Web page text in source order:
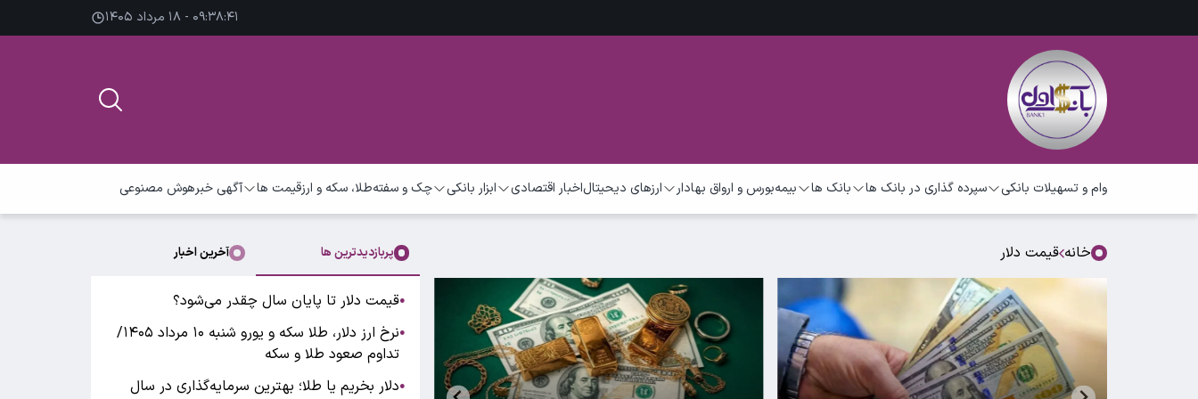
۰۹:۳۸:۴۲ - ۱۸ مرداد ۱۴۰۵
وام و تسهیلات بانکی سپرده گذاری در بانک ها بانک ها بیمهبورس و ارواق بهادار ارزهای دیحیتالاخبار اقتصادی ابزار بانکی چک و سفتهطلا، سکه و ارزقیمت ها آگهی خبرهوش مصنوعی
خانه قیمت دلار پربازدیدترین ها آخرین اخبار
●قیمت دلار تا پایان سال چقدر می‌شود؟
●
نرخ ارز دلار، طلا سکه و یورو شنبه ۱۰ مرداد ۱۴۰۵/
تداوم صعود‌ طلا و سکه
●دلار بخریم یا طلا؛ بهترین سرمایه‌گذاری در سال